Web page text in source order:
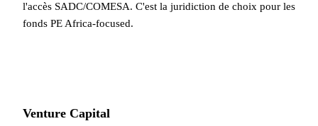
l'accès SADC/COMESA. C'est la juridiction de choix pour les
fonds PE Africa-focused.
Venture Capital